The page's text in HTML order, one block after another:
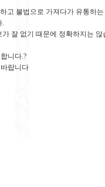
불법으로 가져다가 유통하
.
잘 없기 때문에 정확하지는
니다.?
랍니다